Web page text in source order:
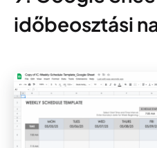
időbeosztási